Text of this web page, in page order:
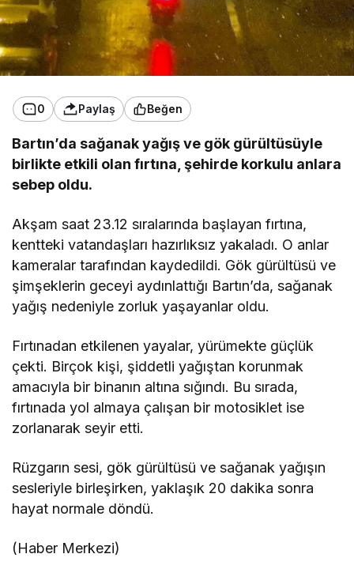
0 Paylaş Beğen
Bartın’da sağanak yağış ve gök gürültüsüyle
birlikte etkili olan fırtına, şehirde korkulu anlara
sebep oldu.
Akşam saat 23.12 sıralarında başlayan fırtına,
kentteki vatandaşları hazırlıksız yakaladı. O anlar
kameralar tarafından kaydedildi. Gök gürültüsü ve
şimşeklerin geceyi aydınlattığı Bartın’da, sağanak
yağış nedeniyle zorluk yaşayanlar oldu.
Fırtınadan etkilenen yayalar, yürümekte güçlük
çekti. Birçok kişi, şiddetli yağıştan korunmak
amacıyla bir binanın altına sığındı. Bu sırada,
fırtınada yol almaya çalışan bir motosiklet ise
zorlanarak seyir etti.
Rüzgarın sesi, gök gürültüsü ve sağanak yağışın
sesleriyle birleşirken, yaklaşık 20 dakika sonra
hayat normale döndü.
(Haber Merkezi)